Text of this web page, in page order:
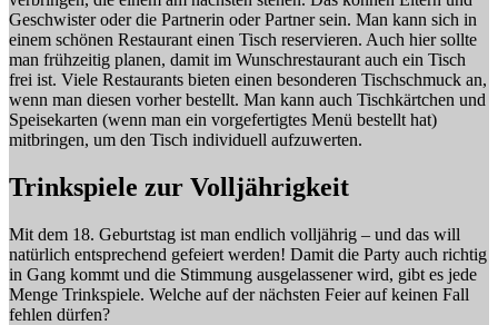
Geschwister oder die Partnerin oder Partner sein. Man kann sich in
einem schönen Restaurant einen Tisch reservieren. Auch hier sollte
man frühzeitig planen, damit im Wunschrestaurant auch ein Tisch
frei ist. Viele Restaurants bieten einen besonderen Tischschmuck an,
wenn man diesen vorher bestellt. Man kann auch Tischkärtchen und
Speisekarten (wenn man ein vorgefertigtes Menü bestellt hat)
mitbringen, um den Tisch individuell aufzuwerten.
Trinkspiele zur Volljährigkeit
Mit dem 18. Geburtstag ist man endlich volljährig – und das will
natürlich entsprechend gefeiert werden! Damit die Party auch richtig
in Gang kommt und die Stimmung ausgelassener wird, gibt es jede
Menge Trinkspiele. Welche auf der nächsten Feier auf keinen Fall
fehlen dürfen?